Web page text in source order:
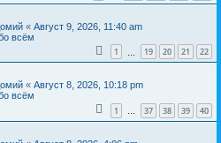
« Август 9, 2026, 11:40 am
всём
1 19 20 21 22
« Август 8, 2026, 10:18 pm
всём
1 … 37 38 39 40